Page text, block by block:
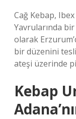
Cağ Kebap,
Yavrularında
olarak
bir düzenini
ateşi üzerinde
Kebap